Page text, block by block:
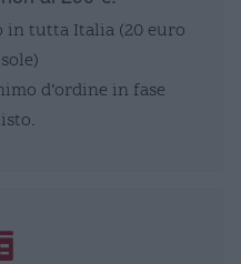
in tutta Italia (20 euro
d’ordine in fase